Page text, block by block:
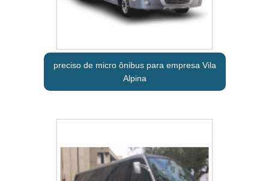
preciso de micro ônibus para empresa Vila
Alpina